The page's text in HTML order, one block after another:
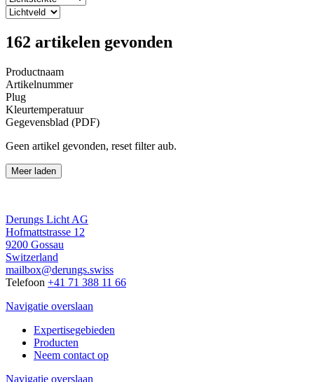
162 artikelen gevonden
Productnaam
Artikelnummer
Plug
Kleurtemperatuur
Gegevensblad (PDF)
Geen artikel gevonden, reset filter aub.
Meer laden
Derungs Licht AG
Hofmattstrasse 12
9200 Gossau
Switzerland
mailbox@derungs.swiss
Telefoon +41 71 388 11 66
Navigatie overslaan
Expertisegebieden
Producten
Neem contact op
Navigatie overslaan